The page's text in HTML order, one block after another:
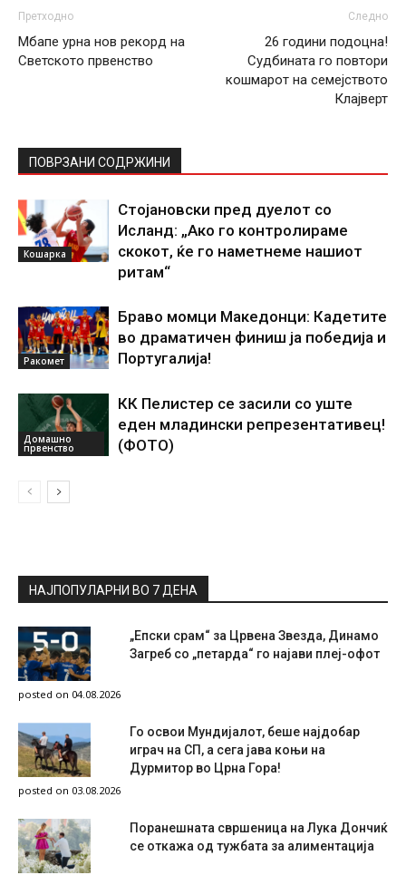
Претходно
Мбапе урна нов рекорд на
Светското првенство
Следно
26 години подоцна!
Судбината го повтори
кошмарот на семејството
Клајверт
ПОВРЗАНИ СОДРЖИНИ
Кошарка
Стојановски пред дуелот со
Исланд: „Ако го контролираме
скокот, ќе го наметнеме нашиот
ритам“
Ракомет
Браво момци Македонци: Кадетите
во драматичен финиш ја победија и
Португалија!
Домашно
првенство
КК Пелистер се засили со уште
еден младински репрезентативец!
(ФОТО)
НАЈПОПУЛАРНИ ВО 7 ДЕНА
„Епски срам“ за Црвена Звезда, Динамо
Загреб со „петарда“ го најави плеј-офот
posted on 04.08.2026
Го освои Мундијалот, беше најдобар
играч на СП, а сега јава коњи на
Дурмитор во Црна Гора!
posted on 03.08.2026
Поранешната свршеница на Лука Дончиќ
се откажа од тужбата за алиментација